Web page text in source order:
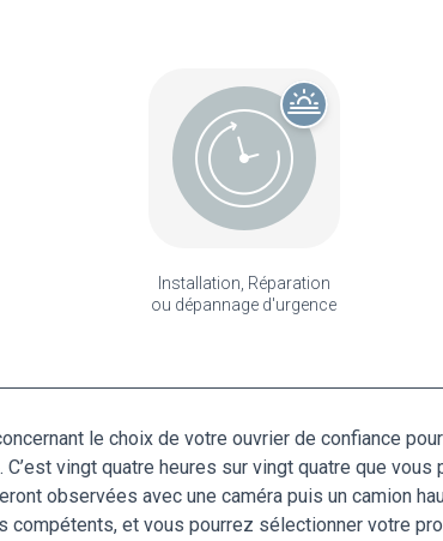
Installation, Réparation
ou dépannage d'urgence
le choix de votre ouvrier de confiance
vingt quatre heures sur vingt quatre que
observées avec une caméra puis un camion
et vous pourrez sélectionner votre